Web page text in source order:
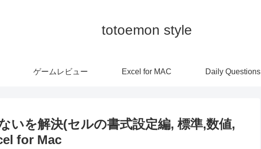
totoemon style
ゲームレビュー Excel for MAC Daily Questions
いを解決(セルの書式設定編, 標準,数値,
for Mac